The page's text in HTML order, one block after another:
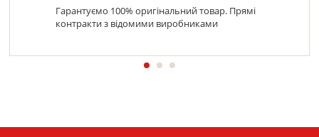
Гарантуємо 100% оригінальний товар. Прямі
контракти з відомими виробниками